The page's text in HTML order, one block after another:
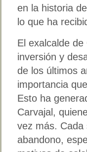
en la historia
lo que ha
El exalcalde
inversión y
de los últimos
importancia
Esto ha
Carvajal,
vez más. Cada
abandono,